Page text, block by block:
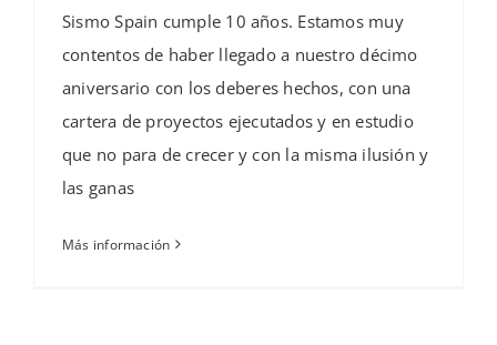
Sismo Spain cumple 10 años. Estamos muy
contentos de haber llegado a nuestro décimo
aniversario con los deberes hechos, con una
cartera de proyectos ejecutados y en estudio
que no para de crecer y con la misma ilusión y
las ganas
Más información